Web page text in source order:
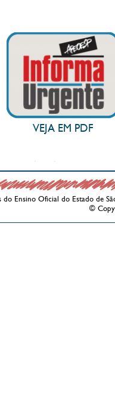
VEJA EM PDF
do Ensino Oficial do Estado de
©